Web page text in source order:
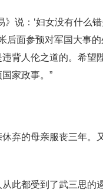
》说：‘妇女没有什么
后面参预对军国大事
背人伦之道的。希望
家政事。”
弃的母亲服丧三年。
此都受到了武三思的